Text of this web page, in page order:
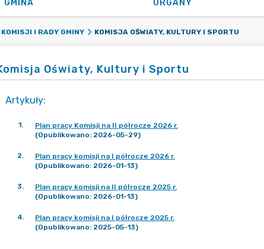
GMINA ORGANY
I RADY GMINY KOMISJA OŚWIATY, KULTURY I SPORTU
Oświaty, Kultury i Sportu
Artykuły:
1.
Plan pracy Komisji na II półrocze 2026 r.
(Opublikowano: 2026-05-29)
2.
Plan pracy komisji na I półrocze 2026 r.
(Opublikowano: 2026-01-13)
3.
Plan pracy komisji na II półrocze 2025 r.
(Opublikowano: 2026-01-13)
4.
Plan pracy komisji na I półrocze 2025 r.
(Opublikowano: 2025-05-13)